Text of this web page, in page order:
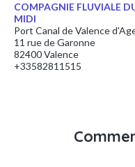
COMPAGNIE FLUVIALE
MIDI
Port Canal de Valence
11 rue de Garonne
82400 Valence
+33582811515